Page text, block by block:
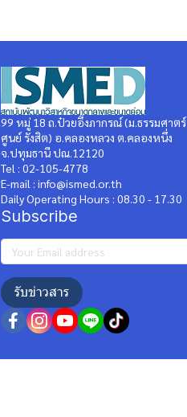
99 หมู่ 18 ถ.ป๋วยอึ๊งภากรณ์ (ม.ธรรมศาตร์
ศูนย์ รังสิต) อ.คลองหลวง ต.คลองหนึ่ง
จ.ปทุมธานี ปณ.12120
Tel : 02-105-4778
E-mail : info@ismed.or.th
Daily Operating Hours : 08.30 - 17.30
Subscribe
รับข่าวสาร